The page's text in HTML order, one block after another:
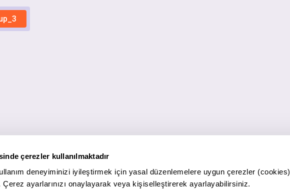
çerezler kullanılmaktadır
deneyiminizi iyileştirmek için yasal düzenlemelere uygun çerezler (cookies)
Çerez ayarlarınızı onaylayarak veya kişiselleştirerek ayarlayabilirsiniz.